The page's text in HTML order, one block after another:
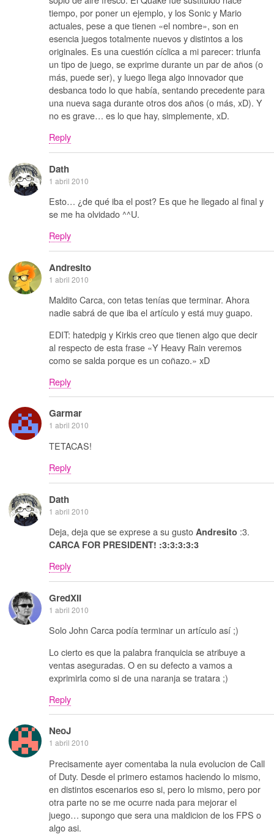
tiempo, por poner un ejemplo, y los Sonic y Mario
actuales, pese a que tienen «el nombre», son en
esencia juegos totalmente nuevos y distintos a los
originales. Es una cuestión cíclica a mi parecer: triunfa
un tipo de juego, se exprime durante un par de años (o
más, puede ser), y luego llega algo innovador que
desbanca todo lo que había, sentando precedente para
una nueva saga durante otros dos años (o más, xD). Y
no es grave… es lo que hay, simplemente, xD.
Reply
Dath
1 abril 2010
Esto… ¿de qué iba el post? Es que he llegado al final y
se me ha olvidado ^^U.
Reply
Andresito
1 abril 2010
Maldito Carca, con tetas tenías que terminar. Ahora
nadie sabrá de que iba el artículo y está muy guapo.
EDIT: hatedpig y Kirkis creo que tienen algo que decir
al respecto de esta frase «Y Heavy Rain veremos
como se salda porque es un coñazo.» xD
Reply
Garmar
1 abril 2010
TETACAS!
Reply
Dath
1 abril 2010
Deja, deja que se exprese a su gusto Andresito :3.
CARCA FOR PRESIDENT! :3:3:3:3:3
Reply
GredXII
1 abril 2010
Solo John Carca podía terminar un artículo así ;)
Lo cierto es que la palabra franquicia se atribuye a
ventas aseguradas. O en su defecto a vamos a
exprimirla como si de una naranja se tratara ;)
Reply
NeoJ
1 abril 2010
Precisamente ayer comentaba la nula evolucion de Call
of Duty. Desde el primero estamos haciendo lo mismo,
en distintos escenarios eso si, pero lo mismo, pero por
otra parte no se me ocurre nada para mejorar el
juego… supongo que sera una maldicion de los FPS o
algo asi.